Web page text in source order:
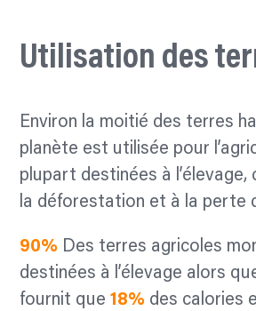
Utilisation des
Environ la moitié des terres
planète est utilisée pour
plupart destinées à l’élevage,
la déforestation et à la perte
90% Des terres agricoles
destinées à l’élevage alors
fournit que18% des calories